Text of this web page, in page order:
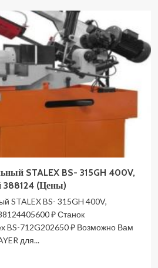
STALEX BS- 315GH 400V,
388124 (Цены)
STALEX BS- 315GH 400V,
₽ Станок
BS-712G202650 ₽ Возможно Вам
для...